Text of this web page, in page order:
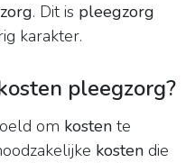
. Dit is pleegzorg
karakter.
pleegzorg?
om kosten te
kosten die